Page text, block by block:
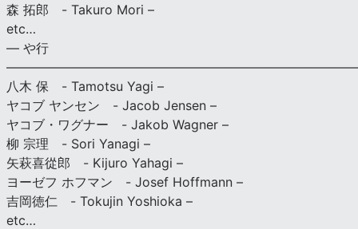
森 拓郎 - Takuro Mori –
etc…
— や行
八木 保 - Tamotsu Yagi –
ヤコブ ヤンセン - Jacob Jensen –
ヤコブ・ワグナー - Jakob Wagner –
柳 宗理 - Sori Yanagi –
矢萩喜從郎 - Kijuro Yahagi –
ヨーゼフ ホフマン - Josef Hoffmann –
吉岡徳仁 - Tokujin Yoshioka –
etc…